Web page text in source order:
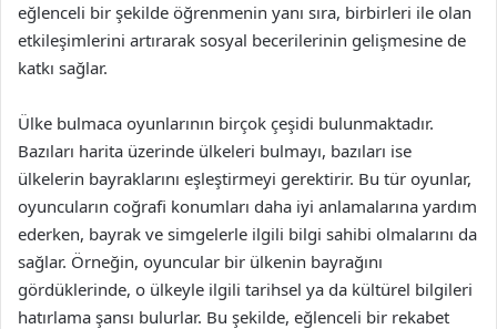
eğlenceli bir şekilde öğrenmenin yanı sıra, birbirleri ile olan
etkileşimlerini artırarak sosyal becerilerinin gelişmesine de
katkı sağlar.
Ülke bulmaca oyunlarının birçok çeşidi bulunmaktadır.
Bazıları harita üzerinde ülkeleri bulmayı, bazıları ise
ülkelerin bayraklarını eşleştirmeyi gerektirir. Bu tür oyunlar,
oyuncuların coğrafi konumları daha iyi anlamalarına yardım
ederken, bayrak ve simgelerle ilgili bilgi sahibi olmalarını da
sağlar. Örneğin, oyuncular bir ülkenin bayrağını
gördüklerinde, o ülkeyle ilgili tarihsel ya da kültürel bilgileri
hatırlama şansı bulurlar. Bu şekilde, eğlenceli bir rekabet